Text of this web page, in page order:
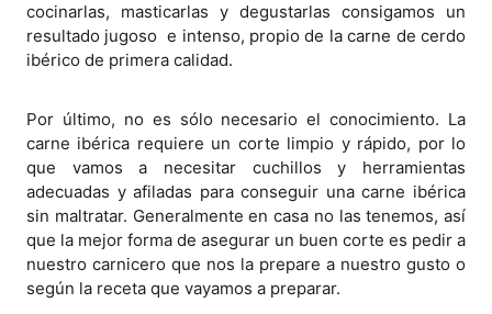
cocinarlas, masticarlas y degustarlas consigamos un
resultado jugoso e intenso, propio de la carne de cerdo
ibérico de primera calidad.
Por último, no es sólo necesario el conocimiento. La
carne ibérica requiere un corte limpio y rápido, por lo
que vamos a necesitar cuchillos y herramientas
adecuadas y afiladas para conseguir una carne ibérica
sin maltratar. Generalmente en casa no las tenemos, así
que la mejor forma de asegurar un buen corte es pedir a
nuestro carnicero que nos la prepare a nuestro gusto o
según la receta que vayamos a preparar.